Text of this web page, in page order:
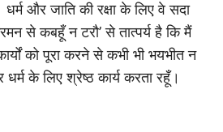
और जाति की रक्षा के लिए वे सदा
से कबहूँ न टरौ’ से तात्पर्य है कि मैं
को पूरा करने से कभी भी भयभीत न
के लिए श्रेष्ठ कार्य करता रहूँ।